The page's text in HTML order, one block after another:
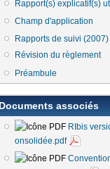
Rapport(s) explicatif(s)
Champ d'application
Rapports de suivi (2007)
Révision du règlement
Préambule
associés
RIbis
onsolidée.pdf